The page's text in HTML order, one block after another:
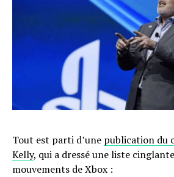
Tout est parti d’une publication du
Kelly, qui a dressé une liste
mouvements de Xbox :